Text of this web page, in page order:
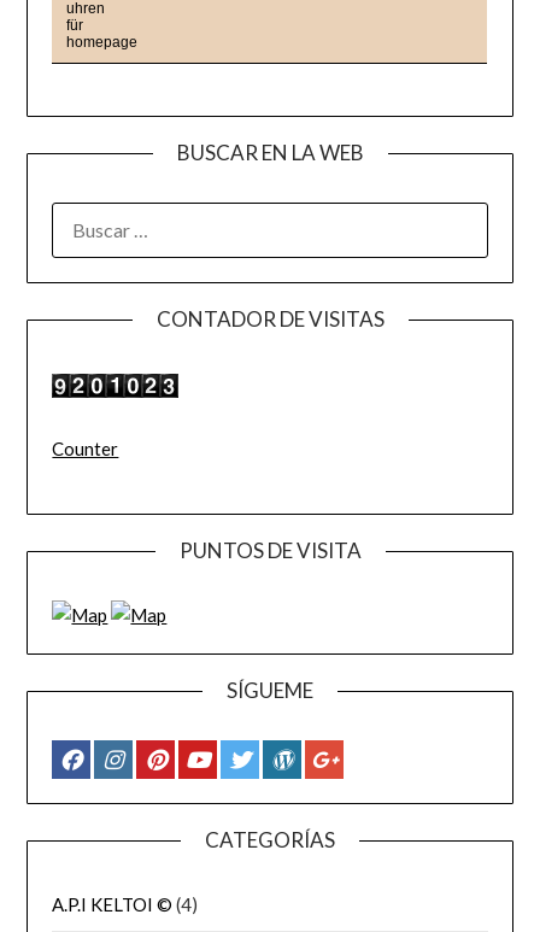
BUSCAR EN LA WEB
CONTADOR DE VISITAS
Counter
PUNTOS DE VISITA
SÍGUEME
CATEGORÍAS
A.P.I KELTOI © (4)